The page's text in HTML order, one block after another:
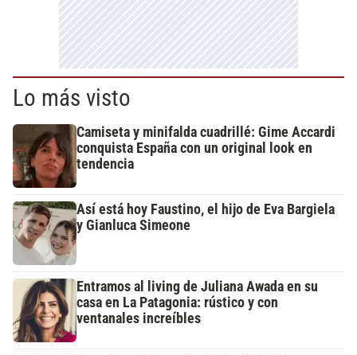
Lo más visto
Camiseta y minifalda cuadrillé: Gime Accardi
conquista España con un original look en
tendencia
Así está hoy Faustino, el hijo de Eva Bargiela
y Gianluca Simeone
Entramos al living de Juliana Awada en su
casa en La Patagonia: rústico y con
ventanales increíbles